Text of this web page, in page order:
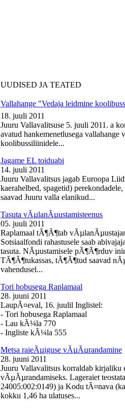
UUDISED JA TEATED
Vallahange "Vedaja leidmine
18. juuli 2011
Juuru Vallavalitsuse 5. juuli 2011. a
avatud hankemenetlusega vallahange
koolibussiliinidele...
Jagame EL toiduabi
14. juuli 2011
Juuru Vallavalitsus jagab Euroopa
kaerahelbed, spagetid)
saavad Juuru valla elanikud...
Tasuta vÃµlanÃµustamisteenus
05. juuli 2011
Raplamaal tÃ¶Ã¶tab
Sotsiaalfondi rahastusele saab
tasuta. NÃµustamisele pÃ¶Ã¶rduv
TÃ¶Ã¶tukassas, tÃ¶Ã¶tud saavad
vahendusel...
Tori hobusega Raplamaal
28. juuni 2011
LaupÃ¤eval, 16. juulil Inglistel:
- Tori hobusega Raplamaal
- Lau kÃ¼la 770
- Ingliste kÃ¼la 555
Metsa raieÃµiguse vÃµÃµrandamine
28. juuni 2011
Juuru Vallavalitsus korraldab kirjaliku
vÃµÃµrandamiseks. Lageraiet
24005:002:0149) ja Kodu tÃ¤nava
kokku 1,46 ha ulatuses...